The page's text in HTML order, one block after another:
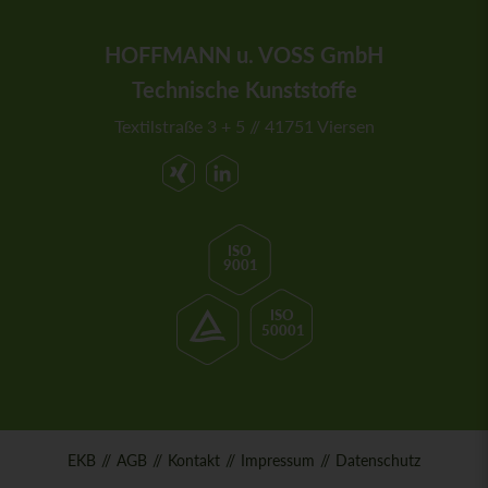
HOFFMANN u. VOSS GmbH
Technische Kunststoffe
Textilstraße 3 + 5 // 41751 Viersen
ISO
50001
ISO
9001
EKB AGB Kontakt Impressum
Datenschutz